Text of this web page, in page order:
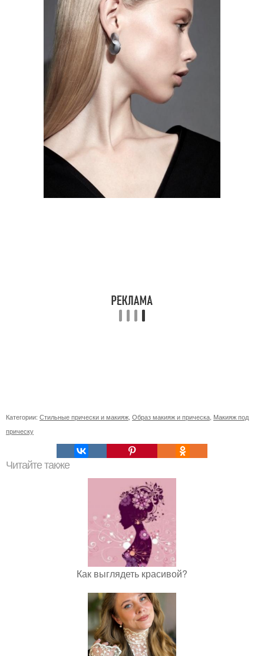
Категории: Стильные прически и макияж Образ макияж и прическа Макияж под
прическу
Читайте также
Как выглядеть красивой?